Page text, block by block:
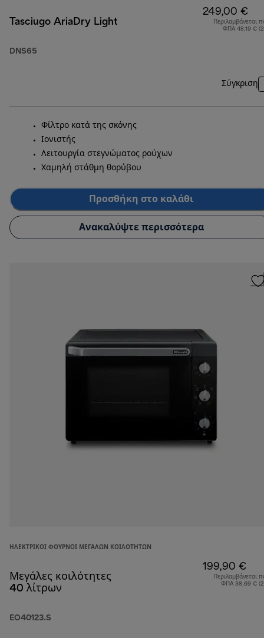
Tasciugo AriaDry Light
DNS65
249,00 €
Περιλαμβάνεται
ΦΠΑ 48,19 €
Σύγκριση
Φίλτρο κατά της σκόνης
Ιονιστής
Λειτουργία στεγνώματος ρούχων
Χαμηλή στάθμη θορύβου
Προσθήκη στο καλάθι
Ανακαλύψτε περισσότερα
ΗΛΕΚΤΡΙΚΟΊ ΦΟΎΡΝΟΙ ΜΕΓΆΛΩΝ ΚΟΙΛΟΤΉΤΩΝ
Μεγάλες κοιλότητες
40 λίτρων
EO40123.S
199,90 €
Περιλαμβάνεται
ΦΠΑ 38,69 €